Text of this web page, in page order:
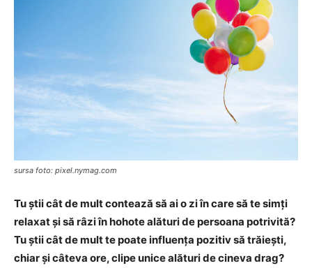
sursa foto: pixel.nymag.com
Tu știi cât de mult contează să ai o zi în care să te simți
relaxat și să râzi în hohote alături de persoana potrivită?
Tu știi cât de mult te poate influența pozitiv să trăiești,
chiar și câteva ore, clipe unice alături de cineva drag?